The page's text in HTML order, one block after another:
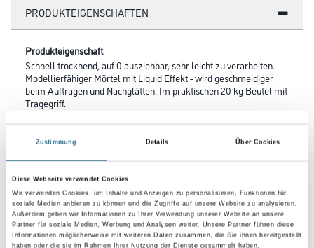
Zustimmung Details Über Cookies
Diese Webseite verwendet Cookies
Wir verwenden Cookies, um Inhalte und Anzeigen zu personalisieren, Funktionen für
soziale Medien anbieten zu können und die Zugriffe auf unsere Website zu analysieren.
Außerdem geben wir Informationen zu Ihrer Verwendung unserer Website an unsere
Partner für soziale Medien, Werbung und Analysen weiter. Unsere Partner führen diese
Informationen möglicherweise mit weiteren Daten zusammen, die Sie ihnen bereitgestellt
haben oder die sie im Rahmen Ihrer Nutzung der Dienste gesammelt haben.
Schönox RM 20,0 kg Reparaturmasse
Art-Nr.:1117-000233
Ultrafeiner, standfester und universell einsetzbarer Reparaturmörtel.
Gebinde